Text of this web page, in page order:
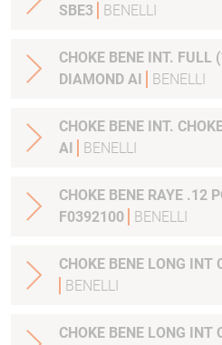
SBE3
BENELLI
CHOKE BENE INT. FULL
DIAMOND AI
BENELLI
CHOKE BENE INT.
AI
BENELLI
CHOKE BENE RAYE .12
F0392100
BENELLI
CHOKE BENE LONG INT
BENELLI
CHOKE BENE LONG INT